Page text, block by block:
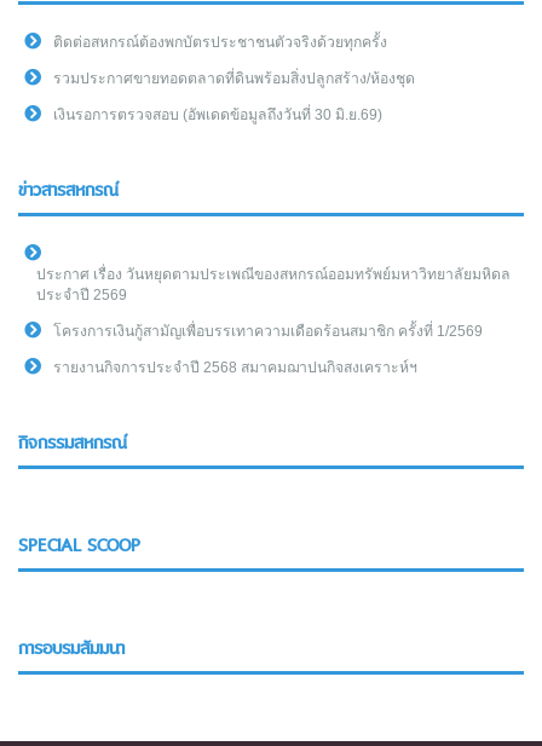
ติดต่อสหกรณ์ต้องพกบัตรประชาชนตัวจริงด้วยทุกครั้ง
รวมประกาศขายทอดตลาดที่ดินพร้อมสิ่งปลูกสร้าง/ห้องชุด
เงินรอการตรวจสอบ (อัพเดดข้อมูลถึงวันที่ 30 มิ.ย.69)
ข่าวสารสหกรณ์
ประกาศ เรื่อง วันหยุดตามประเพณีของสหกรณ์ออมทรัพย์มหาวิทยาลัยมหิดล
ประจำปี 2569
โครงการเงินกู้สามัญเพื่อบรรเทาความเดือดร้อนสมาชิก ครั้งที่ 1/2569
รายงานกิจการประจำปี 2568 สมาคมฌาปนกิจสงเคราะห์ฯ
กิจกรรมสหกรณ์
SPECIAL SCOOP
การอบรมสัมมนา